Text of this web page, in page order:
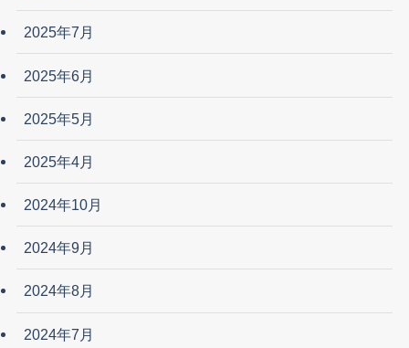
2025年7月
2025年6月
2025年5月
2025年4月
2024年10月
2024年9月
2024年8月
2024年7月